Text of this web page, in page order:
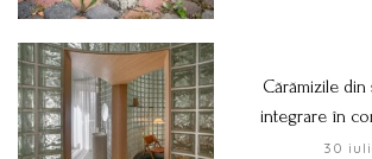
Cărămizile
integrare în
30